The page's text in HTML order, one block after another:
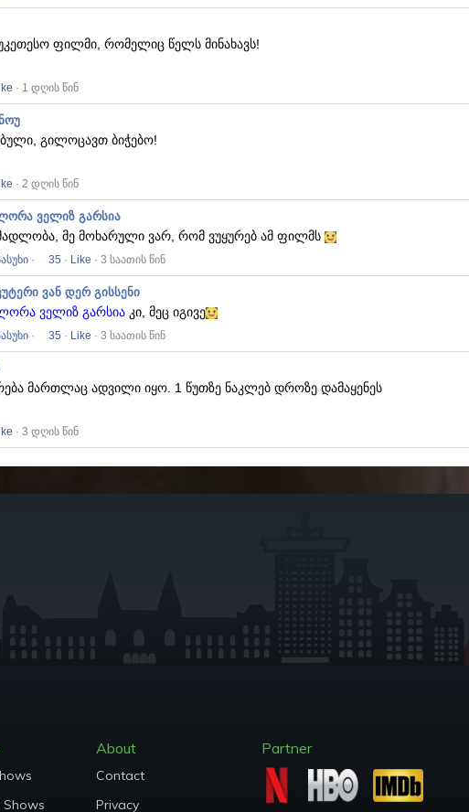
ფილმი, რომელიც წელს მინახავს!
· 1 დღის წინ
გილოცავთ ბიჭებო!
· 2 დღის წინ
ველიზ გარსია
მე მოხარული ვარ, რომ ვუყურებ ამ ფილმს
· 35 · Like · 3 საათის წინ
ვან დერ გისსენი
ველიზ გარსია კი, მეც იგივე
· 35 · Like · 3 საათის წინ
მართლაც ადვილი იყო. 1 წუთზე ნაკლებ დროზე დამაყენეს
· 3 დღის წინ
About
Contact
Privacy
Partner